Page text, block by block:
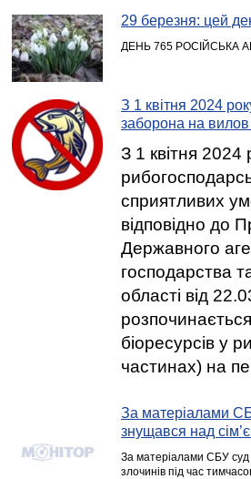
29 березня: цей
ДЕНЬ 765 РОСІЙСЬКА
З 1 квітня 2024
заборона на вилов
З 1 квітня
сприятливих
відповідно до
Державного
господарства
області від
біоресурсів у
частинах) на
За матеріалами
знущався над
За матеріалами СБУ суд
злочинів під час